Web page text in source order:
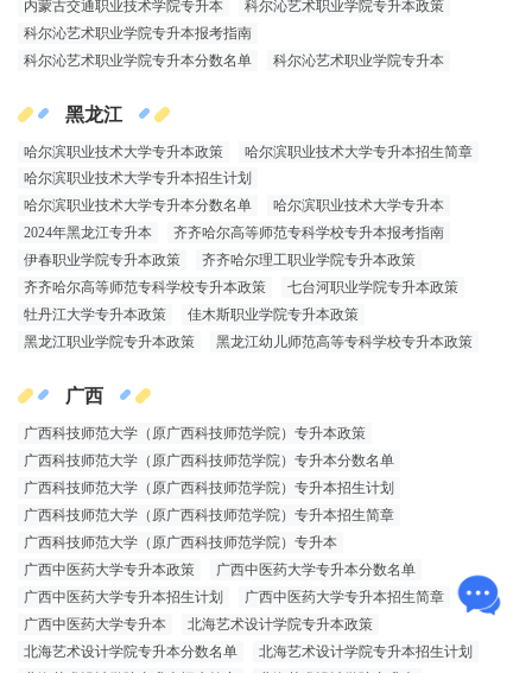
内蒙古交通职业技术学院专升本
科尔沁艺术职业学院专升本政策
科尔沁艺术职业学院专升本报考指南
科尔沁艺术职业学院专升本分数名单
科尔沁艺术职业学院专升本
黑龙江
哈尔滨职业技术大学专升本政策
哈尔滨职业技术大学专升本招生简章
哈尔滨职业技术大学专升本招生计划
哈尔滨职业技术大学专升本分数名单
哈尔滨职业技术大学专升本
2024年黑龙江专升本
齐齐哈尔高等师范专科学校专升本报考指南
伊春职业学院专升本政策
齐齐哈尔理工职业学院专升本政策
齐齐哈尔高等师范专科学校专升本政策
七台河职业学院专升本政策
牡丹江大学专升本政策
佳木斯职业学院专升本政策
黑龙江职业学院专升本政策
黑龙江幼儿师范高等专科学校专升本政策
广西
广西科技师范大学（原广西科技师范学院）专升本政策
广西科技师范大学（原广西科技师范学院）专升本分数名单
广西科技师范大学（原广西科技师范学院）专升本招生计划
广西科技师范大学（原广西科技师范学院）专升本招生简章
广西科技师范大学（原广西科技师范学院）专升本
广西中医药大学专升本政策
广西中医药大学专升本分数名单
广西中医药大学专升本招生计划
广西中医药大学专升本招生简章
广西中医药大学专升本
北海艺术设计学院专升本政策
北海艺术设计学院专升本分数名单
北海艺术设计学院专升本招生计划